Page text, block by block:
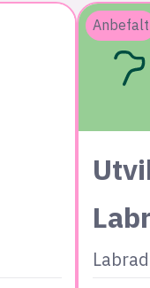
Anbefalt